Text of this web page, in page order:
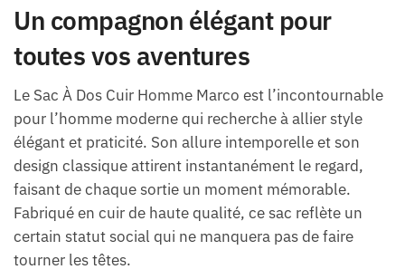
Un compagnon élégant pour
toutes vos aventures
Le Sac À Dos Cuir Homme Marco est l’incontournable
pour l’homme moderne qui recherche à allier style
élégant et praticité. Son allure intemporelle et son
design classique attirent instantanément le regard,
faisant de chaque sortie un moment mémorable.
Fabriqué en cuir de haute qualité, ce sac reflète un
certain statut social qui ne manquera pas de faire
tourner les têtes.